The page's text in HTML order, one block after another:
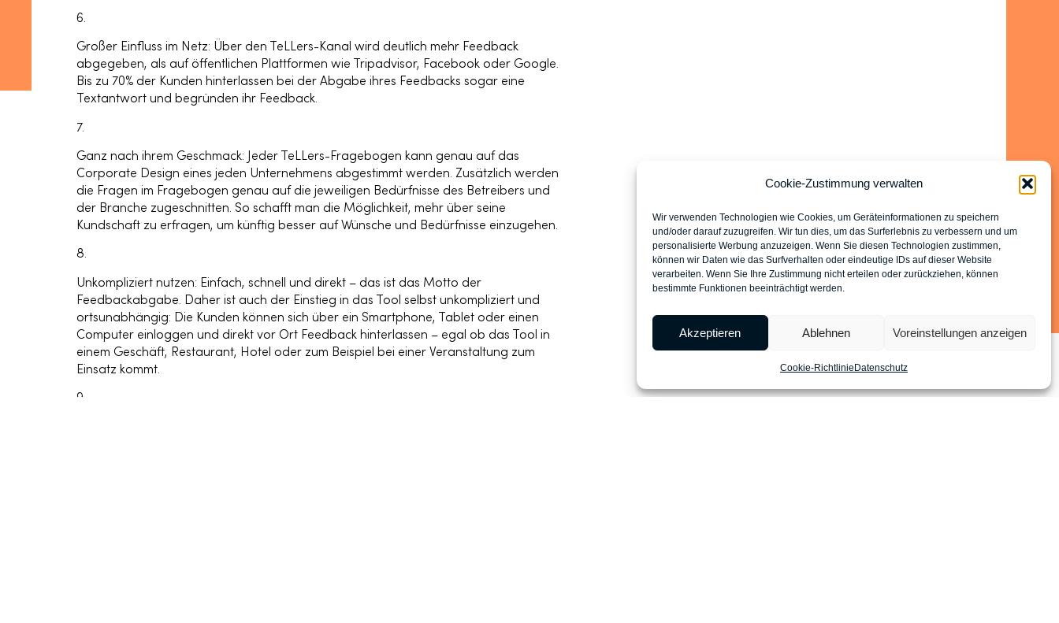
Cookie-Zustimmung verwalten
Wir verwenden Technologien wie Cookies, um Geräteinformationen zu speichern
und/oder darauf zuzugreifen. Wir tun dies, um das Surferlebnis zu verbessern und um
personalisierte Werbung anzuzeigen. Wenn Sie diesen Technologien zustimmen,
können wir Daten wie das Surfverhalten oder eindeutige IDs auf dieser Website
verarbeiten. Wenn Sie Ihre Zustimmung nicht erteilen oder zurückziehen, können
bestimmte Funktionen beeinträchtigt werden.
Akzeptieren Ablehnen Voreinstellungen anzeigen
Cookie-Richtlinie Datenschutz
6.
Großer Einfluss im Netz: Über den TeLLers-Kanal wird deutlich mehr Feedback
abgegeben, als auf öffentlichen Plattformen wie Tripadvisor, Facebook oder Google.
Bis zu 70% der Kunden hinterlassen bei der Abgabe ihres Feedbacks sogar eine
Textantwort und begründen ihr Feedback.
7.
Ganz nach ihrem Geschmack:
Jeder TeLLers-Fragebogen kann genau auf das
Corporate Design eines jeden Unternehmens abgestimmt werden. Zusätzlich werden
die Fragen im Fragebogen genau auf die jeweiligen Bedürfnisse des Betreibers und
der Branche zugeschnitten. So schafft man die Möglichkeit, mehr über seine
Kundschaft zu erfragen, um künftig besser auf Wünsche und Bedürfnisse einzugehen.
8.
Unkompliziert nutzen: Einfach, schnell und direkt – das ist das Motto der
Feedbackabgabe. Daher ist auch der Einstieg in das Tool selbst unkompliziert und
ortsunabhängig: Die Kunden können sich über ein Smartphone, Tablet oder einen
Computer einloggen und direkt vor Ort Feedback hinterlassen – egal ob das Tool in
einem Geschäft, Restaurant, Hotel oder zum Beispiel bei einer Veranstaltung zum
Einsatz kommt.
9.